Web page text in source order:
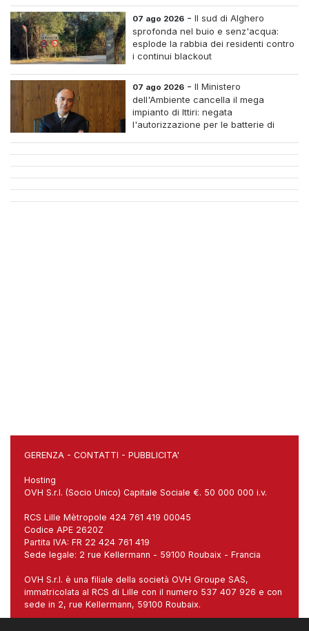
07 ago 2026 -Il sud di Alghero
sprofonda nel buio e senz'acqua:
esplode la rabbia dei residenti contro
i continui blackout
07 ago 2026 -Il Ministero
dell'Ambiente cancella il mega
impianto di Ittiri: negata
l'autorizzazione per le batterie di
GERENZA - CONTATTI - PUBBLICITA'
Hosting
OVH S.r.l. (Socio Unico) Capitale Sociale €. 50 000 000 i.v.
RCS Lille Mètropole 424 761 419 00045
Codice APE 2620Z
Partita IVA: FR 22 424 761 419
Sede legale: 2 rue Kellermann - 59100 Roubaix - Francia
OVH S.r.l. è una filiale della società OVH Groupe SAS,
immatricolata al RCS di Lille con il numero 537 407 926 e con
sede in 2, rue Kellermann, 59100 Roubaix.